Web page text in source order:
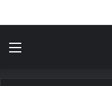
حافيا كوناكري